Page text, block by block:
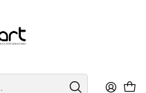
Tubo Laser CO2 | 40w